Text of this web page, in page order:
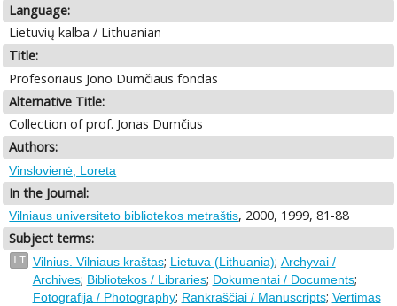
Language:
Lietuvių kalba / Lithuanian
Title:
Profesoriaus Jono Dumčiaus fondas
Alternative Title:
Collection of prof. Jonas Dumčius
Authors:
Vinslovienė, Loreta
In the Journal:
Vilniaus universiteto bibliotekos metraštis, 2000, 1999, 81-88
Subject terms:
LT Vilnius. Vilniaus kraštas; Lietuva (Lithuania); Archyvai /
Archives; Bibliotekos / Libraries; Dokumentai / Documents;
Fotografija / Photography; Rankraščiai / Manuscripts; Vertimas